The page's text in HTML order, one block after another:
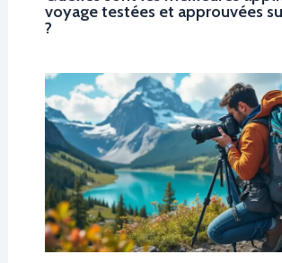
voyage testées et approuvées
?